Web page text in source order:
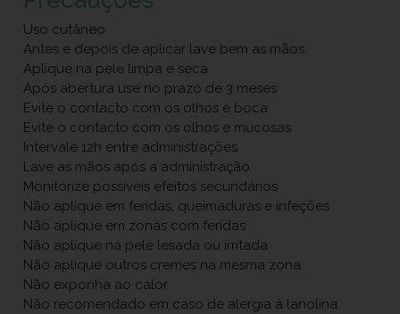
Uso cutâneo
Antes e depois de aplicar lave bem as mãos
Aplique na pele limpa e seca
Após abertura use no prazo de 3 meses
Evite o contacto com os olhos e boca
Evite o contacto com os olhos e mucosas
Intervale 12h entre administrações
Lave as mãos após a administração
Monitorize possíveis efeitos secundários
Não aplique em feridas, queimaduras e infeções
Não aplique em zonas com feridas
Não aplique na pele lesada ou irritada
Não aplique outros cremes na mesma zona
Não exponha ao calor
Não recomendado em caso de alergia à lanolina